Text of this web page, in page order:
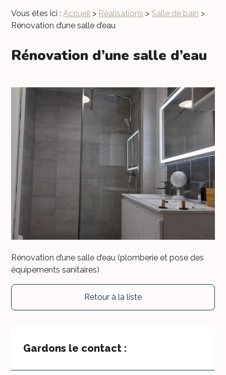
Vous êtes ici :Accueil > Réalisations >Salle de bain >
Rénovation d’une salle d’eau
Rénovation d’une salle d’eau
Rénovation d’une salle d’eau (plomberie et pose des
équipements sanitaires)
Retour à la liste
Gardons le contact :